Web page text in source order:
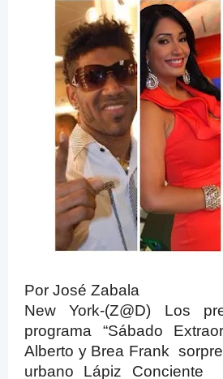
Por José Zabala
New York-(Z@D) Los
programa “Sábado
Alberto y Brea Frank
urbano Lápiz